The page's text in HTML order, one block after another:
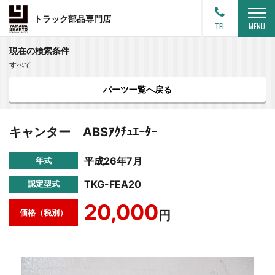
トラック部品専門店
TEL MENU
現在の検索条件
すべて
パーツ一覧へ戻る
キャンター ABSｱｸﾁｭｴｰﾀｰ
年式 平成26年7月
認定型式 TKG-FEA20
価格（税別） 20,000 円